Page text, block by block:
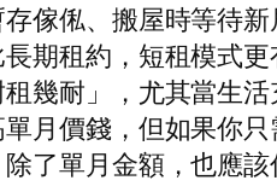
傢俬、搬屋時等待
期租約，短租模式
幾耐」，尤其當生
月價錢，但如果你
了單月金額，也應